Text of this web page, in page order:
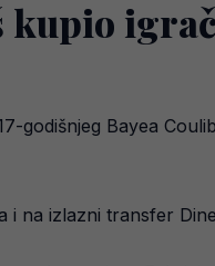
godišnjeg Bayea
na izlazni transfer